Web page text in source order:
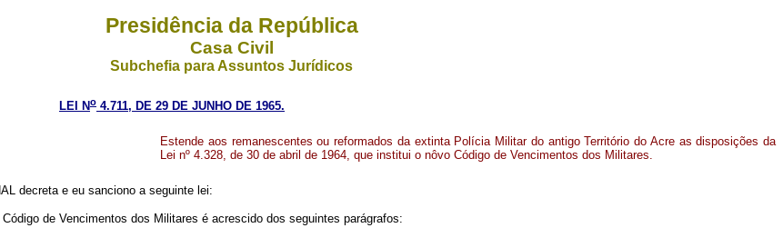
Presidência da República
Casa Civil
Subchefia para Assuntos Jurídicos
LEI No 4.711, DE 29 DE JUNHO DE 1965.
Estende aos remanescentes ou reformados da extinta Polícia Militar do antigo Território do Acre as disposições da
Lei nº 4.328, de 30 de abril de 1964, que institui o nôvo Código de Vencimentos dos Militares.
decreta e eu sanciono a seguinte lei:
de Vencimentos dos Militares é acrescido dos seguintes parágrafos: